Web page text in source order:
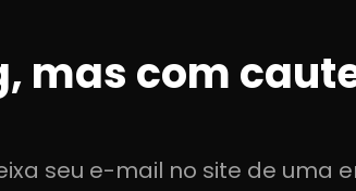
mas com
seu e-mail no site de uma